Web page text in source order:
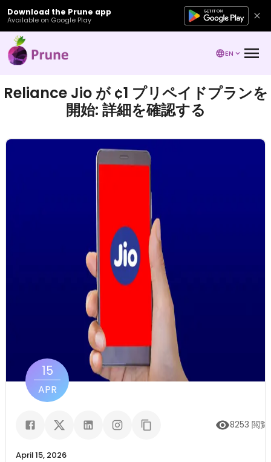
Download the Prune app
Available on Google Play
EN
Reliance Jio が ¢1 プリペイドプランを
開始: 詳細を確認する
15
APR
8253 閲覧
April 15, 2026